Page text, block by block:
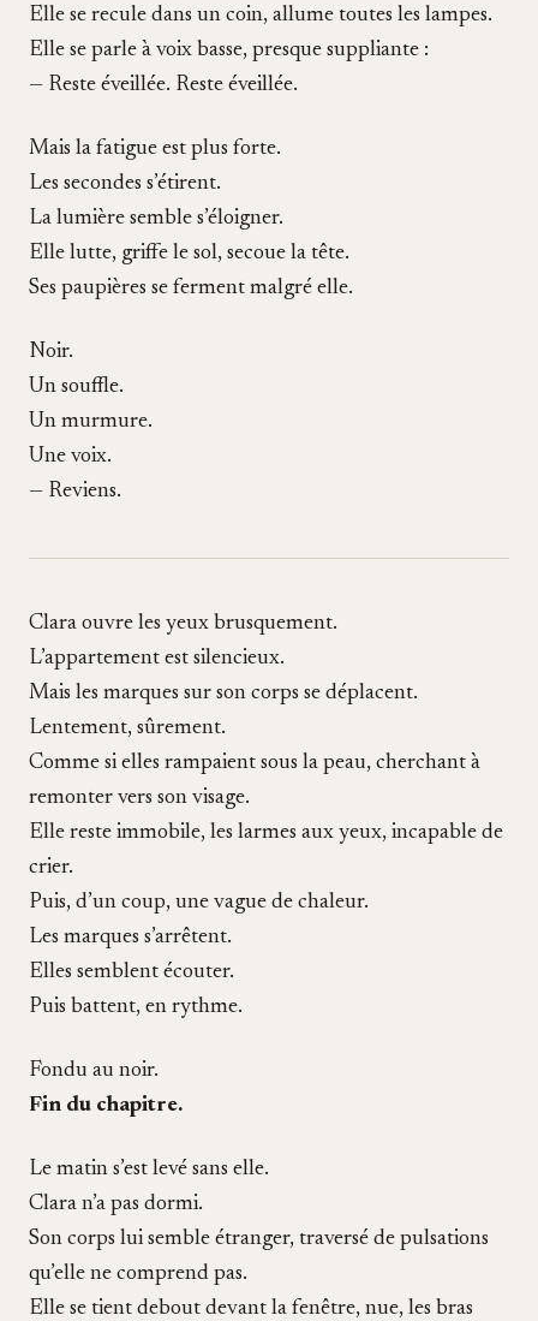
Elle se recule dans un coin, allume toutes les lampes.
Elle se parle à voix basse, presque suppliante :
— Reste éveillée. Reste éveillée.
Mais la fatigue est plus forte.
Les secondes s’étirent.
La lumière semble s’éloigner.
Elle lutte, griffe le sol, secoue la tête.
Ses paupières se ferment malgré elle.
Noir.
Un souffle.
Un murmure.
Une voix.
— Reviens.
Clara ouvre les yeux brusquement.
L’appartement est silencieux.
Mais les marques sur son corps se déplacent.
Lentement, sûrement.
Comme si elles rampaient sous la peau, cherchant à
remonter vers son visage.
Elle reste immobile, les larmes aux yeux, incapable de
crier.
Puis, d’un coup, une vague de chaleur.
Les marques s’arrêtent.
Elles semblent écouter.
Puis battent, en rythme.
Fondu au noir.
Fin du chapitre.
Le matin s’est levé sans elle.
Clara n’a pas dormi.
Son corps lui semble étranger, traversé de pulsations
qu’elle ne comprend pas.
Elle se tient debout devant la fenêtre, nue, les bras